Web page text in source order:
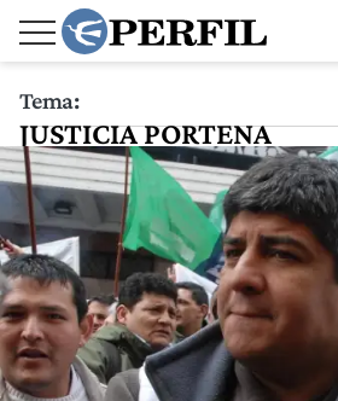
Tema:
JUSTICIA PORTENA